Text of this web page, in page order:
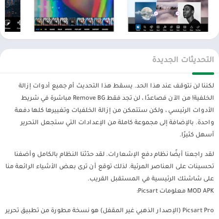
فإن PicsArt Photo Editor: Collage Maker & Photo Editor ليس أدنى من
ثراء التأثيرات ، فهو يسمح لك بتطبيق تأثيرات الصور للعرض الفوري.
ماذ يفعل تطبيق PicsArt Premium APK ؟
والفيديو هذا على عدد كبير من التنزيلات. يوفر التطبيق للمستخدمين ميزات
لتخصيص الصور ومقاطع الفيديو وحفظ المنتجات على أجهزتهم أو
مشاركتها في المنتديات. يحتوي PicsArt أيضًا على متجر مؤثرات ضخمة مع
القدرة على ضبط الألوان وإضافة الملصقات والنصوص ومجموعة متنوعة
من الميزات الرائعة الأخرى.
تسمح لك أدوات التحرير المختلفة بتخصيص وإنشاء الأعمال الفنية.
ليست هناك حاجة لاستخدام Photoshop أو البرامج الأخرى المستهلكة
للوقت. باستخدام PicsArt Mod APK ، يمكنك إنشاء صور فنية من خلال
بضع خطوات بسيطة مباشرة على هاتفك.
يدعم التطبيق حاليًا 3 أنظمة تشغيل iOS و Android و Windows Phone ،
التحديثات الجديدة
لكننا لن نتوقف عند هذا الحد. يسقط هذا التحديث أم جميع أدوات إزالة
الخلفية! من الآن فصاعدًا ، لن تجد فقط Remove BG مباشرة في شريط
الأدوات الرئيسي ، ولكن ستتمكن من إزالة الخلفيات وتغييرها كلها دفعة
واحدة. بالإضافة إلى مجموعة كاملة من الإعدادات التي ستجعل التحرير
أسهل كثيرًا.
لقد راجعنا أيضًا نظام دفع الإشعارات. لقد حدّثنا النظام بالكامل وأضفنا
تحسينات على العناصر المرئية. لذلك توقع أن ترى بعض الأشياء الرائعة منا
على شاشتك الرئيسية في المستقبل القريب.
MOD APK معلومات Picsart:
Picsart Pro (الإصدار الذهبي غير المقفل) هو نسخة مطورة من تطبيق تحرير